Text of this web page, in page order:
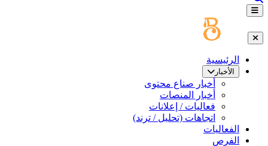
الرئيسية
الأخبار
أخبار صناع محتوى
أخبار المنصات
فعاليات / إعلانات
اتجاهات (تحليل / ترند)
الفعاليات
الفرص